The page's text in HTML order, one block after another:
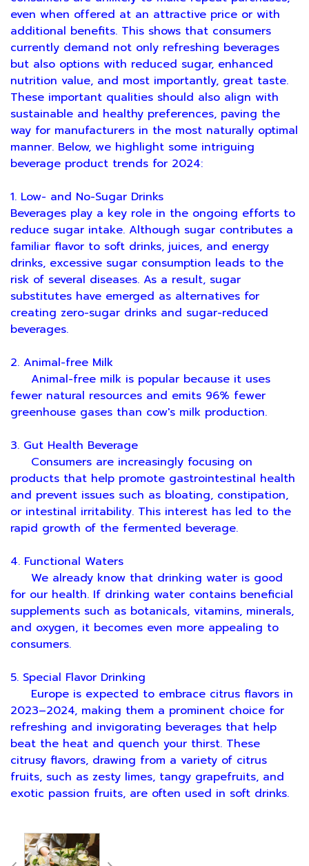
even when offered at an attractive price or with
additional benefits. This shows that consumers
currently demand not only refreshing beverages
but also options with reduced sugar, enhanced
nutrition value, and most importantly, great taste.
These important qualities should also align with
sustainable and healthy preferences, paving the
way for manufacturers in the most naturally optimal
manner. Below, we highlight some intriguing
beverage product trends for 2024:
1. Low- and No-Sugar Drinks
Beverages play a key role in the ongoing efforts to
reduce sugar intake. Although sugar contributes a
familiar flavor to soft drinks, juices, and energy
drinks, excessive sugar consumption leads to the
risk of several diseases. As a result, sugar
substitutes have emerged as alternatives for
creating zero-sugar drinks and sugar-reduced
beverages.
2. Animal-free Milk
Animal-free milk is popular because it uses
fewer natural resources and emits 96% fewer
greenhouse gases than cow's milk production.
3. Gut Health Beverage
Consumers are increasingly focusing on
products that help promote gastrointestinal health
and prevent issues such as bloating, constipation,
or intestinal irritability. This interest has led to the
rapid growth of the fermented beverage.
4. Functional Waters
We already know that drinking water is good
for our health. If drinking water contains beneficial
supplements such as botanicals, vitamins, minerals,
and oxygen, it becomes even more appealing to
consumers.
5. Special Flavor Drinking
Europe is expected to embrace citrus flavors in
2023–2024, making them a prominent choice for
refreshing and invigorating beverages that help
beat the heat and quench your thirst. These
citrusy flavors, drawing from a variety of citrus
fruits, such as zesty limes, tangy grapefruits, and
exotic passion fruits, are often used in soft drinks.